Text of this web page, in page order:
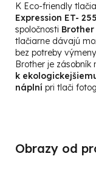
K Eco-friendly
Expression ET-
spoločnosti Brother
tlačiarne dávajú
bez potreby
Brother je zásobník
k
náplní pri tlači
Obrazy od